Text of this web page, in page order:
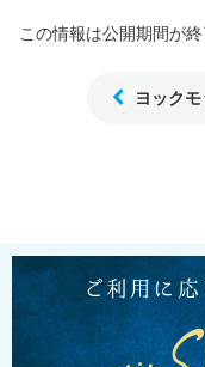
この情報は公開期間が終
ヨック